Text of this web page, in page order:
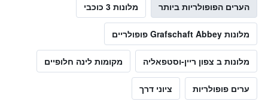
הערים הפופולריות ביותר מלונות 3 כוכבי
מלונות Grafschaft Abbey פופולריים
מלונות ב צפון ריין-וסטפאליה מקומות לינה חלופיים
ערים פופולריות ציוני דרך